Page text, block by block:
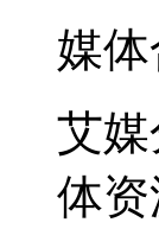
媒
艾
体资